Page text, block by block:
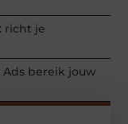
richt je
bereik jouw